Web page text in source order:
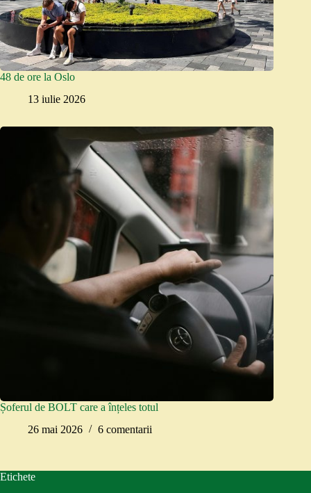
48 de ore la Oslo
13 iulie 2026
Șoferul de BOLT care a înțeles totul
26 mai 2026
6 comentarii
Etichete